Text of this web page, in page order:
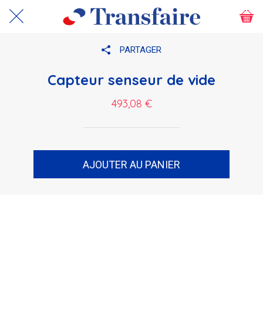
PARTAGER
Capteur senseur de vide
493,08 €
AJOUTER AU PANIER